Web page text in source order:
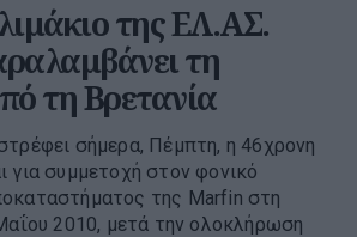
της ΕΛ.ΑΣ.
τη
τη Βρετανία
σήμερα, Πέμπτη, η 46χρονη
για συμμετοχή στον φονικό
της Marfin στη
2010, μετά την ολοκλήρωση